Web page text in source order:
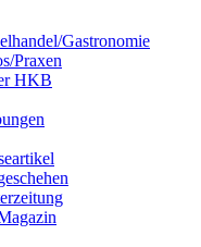
Gastronomie
Praxen
HKB